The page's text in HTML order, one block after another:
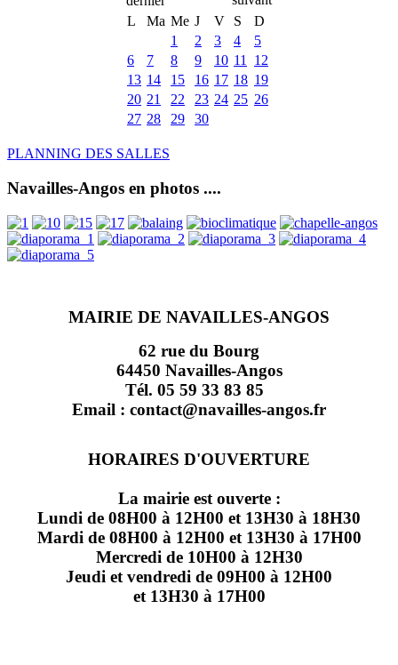
L
Ma Me J V S
D
1
2 3 4
5
6
7 8 9 10 11
12
13 14 15 16 17 18 19
20 21 22 23 24 25 26
27 28 29 30
PLANNING DES SALLES
Navailles-Angos en photos ....
MAIRIE DE NAVAILLES-ANGOS
62 rue du Bourg
64450 Navailles-Angos
Tél. 05 59 33 83 85
Email : contact@navailles-angos.fr
HORAIRES D'OUVERTURE
La mairie est ouverte :
Lundi de 08H00 à 12H00 et 13H30 à 18H30
Mardi de 08H00 à 12H00 et 13H30 à 17H00
Mercredi de 10H00 à 12H30
Jeudi et vendredi de 09H00 à 12H00
et 13H30 à 17H00